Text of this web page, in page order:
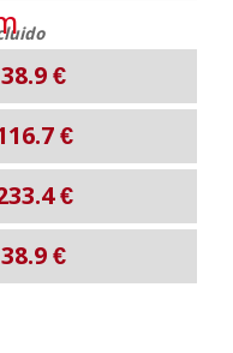
38.9 €
€
€
38.9 €